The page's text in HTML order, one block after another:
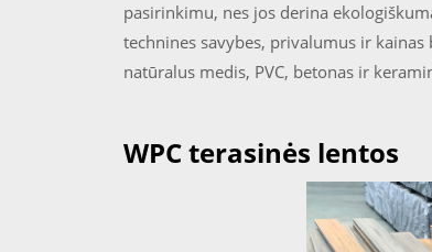
pasirinkimu, nes jos derina
technines savybes, privalumus ir
natūralus medis, PVC, betonas ir
WPC terasinės lentos